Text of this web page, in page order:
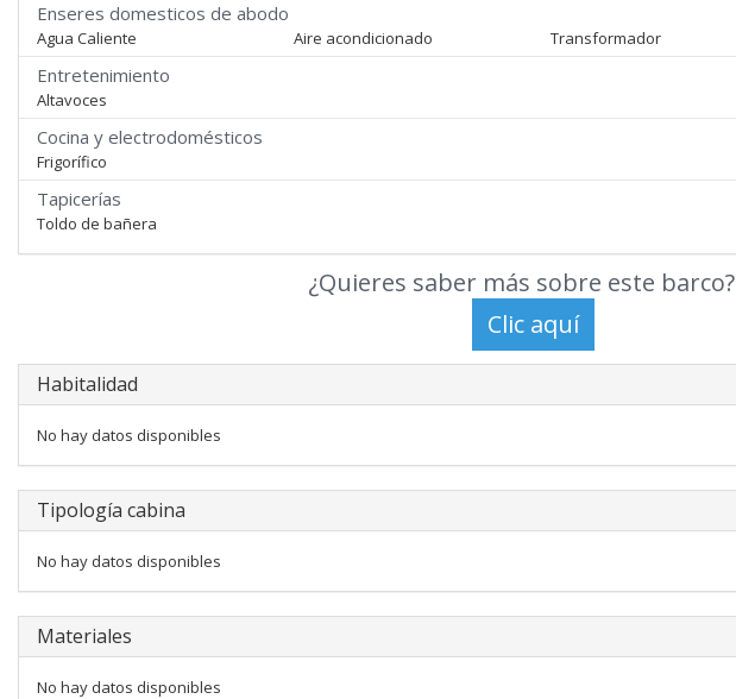
Enseres domesticos de abodo
Agua Caliente Aire acondicionado Transformador
Entretenimiento
Altavoces
Cocina y electrodomésticos
Frigorífico
Tapicerías
Toldo de bañera
¿Quieres saber más sobre este barco?
Habitalidad
No hay datos disponibles
Tipología cabina
No hay datos disponibles
Materiales
No hay datos disponibles